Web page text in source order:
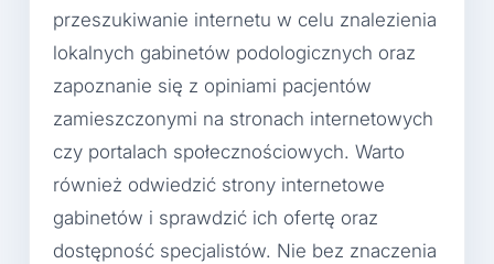
przeszukiwanie internetu w celu znalezienia
lokalnych gabinetów podologicznych oraz
zapoznanie się z opiniami pacjentów
zamieszczonymi na stronach internetowych
czy portalach społecznościowych. Warto
również odwiedzić strony internetowe
gabinetów i sprawdzić ich ofertę oraz
dostępność specjalistów. Nie bez znaczenia